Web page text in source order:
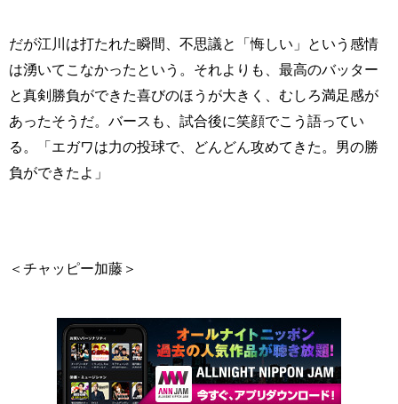
だが江川は打たれた瞬間、不思議と「悔しい」という感情
は湧いてこなかったという。それよりも、最高のバッター
と真剣勝負ができた喜びのほうが大きく、むしろ満足感が
あったそうだ。バースも、試合後に笑顔でこう語ってい
る。「エガワは力の投球で、どんどん攻めてきた。男の勝
負ができたよ」
＜チャッピー加藤＞